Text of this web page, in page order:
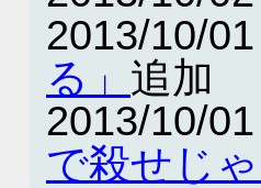
2013/10/
る」 追加
2013/10/
で殺せじ